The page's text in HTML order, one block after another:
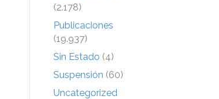
(2.178)
Publicaciones
(19.937)
Sin Estado (4)
Suspensión (60)
Uncategorized